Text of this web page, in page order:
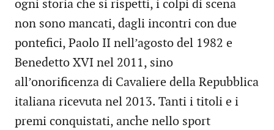
ogni storia che si rispetti, i colpi di scena
non sono mancati, dagli incontri con due
pontefici, Paolo II nell’agosto del 1982 e
Benedetto XVI nel 2011, sino
all’onorificenza di Cavaliere della Repubblica
italiana ricevuta nel 2013. Tanti i titoli e i
premi conquistati, anche nello sport